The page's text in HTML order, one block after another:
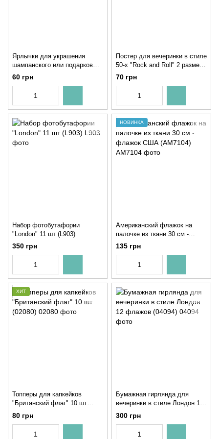
Ярлычки для украшения
шампанского или подарков
"Let's Party" 6 шт (02823)
60 грн
Постер для вечеринки в стиле
50-х "Rock and Roll" 2 размера
(FS7081)
70 грн
Набор фотобутафории
"London" 11 шт (L903)
350 грн
НОВИНКА
Американский флажок на
палочке из ткани 30 см -
флажок США (AM7104)
135 грн
ХИТ
Топперы для капкейков
"Британский флаг" 10 шт
(02080)
80 грн
Бумажная гирлянда для
вечеринки в стиле Лондон 12
флажов (04094)
300 грн